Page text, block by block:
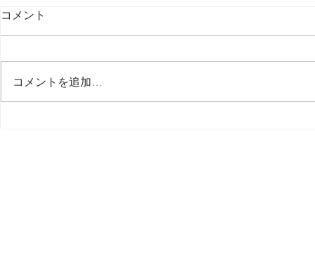
最後の日記です
コメント
コメントを追加…